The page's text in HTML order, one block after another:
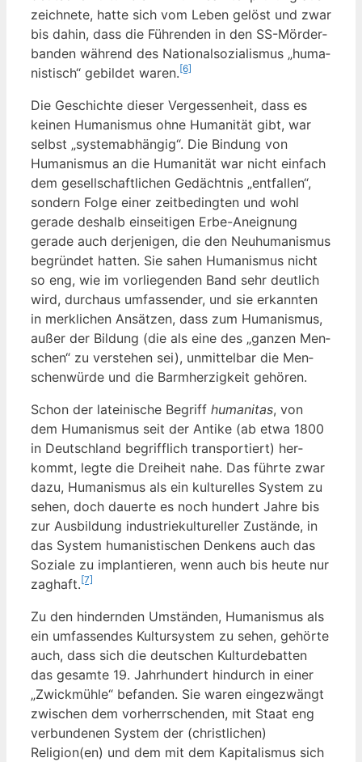
zeich­ne­te, hat­te sich vom Leben gelöst und zwar
bis dahin, dass die Füh­ren­den in den SS-Mör­der­
ban­den wäh­rend des Natio­nal­so­zia­lis­mus „huma­
nis­tisch“ gebil­det waren.[6]
Die Geschich­te die­ser Ver­ges­sen­heit, dass es
kei­nen Huma­nis­mus ohne Huma­ni­tät gibt, war
selbst „sys­tem­ab­hän­gig“. Die Bin­dung von
Huma­nis­mus an die Huma­ni­tät war nicht ein­fach
dem gesell­schaft­li­chen Gedächt­nis „ent­fal­len“,
son­dern Fol­ge einer zeit­be­ding­ten und wohl
gera­de des­halb ein­sei­ti­gen Erbe-Aneig­nung
gera­de auch der­je­ni­gen, die den Neu­hu­ma­nis­mus
begrün­det hat­ten. Sie sahen Huma­nis­mus nicht
so eng, wie im vor­lie­gen­den Band sehr deut­lich
wird, durch­aus umfas­sen­der, und sie erkann­ten
in merk­li­chen Ansät­zen, dass zum Huma­nis­mus,
außer der Bil­dung (die als eine des „gan­zen Men­
schen“ zu ver­ste­hen sei), unmit­tel­bar die Men­
schen­wür­de und die Barm­her­zig­keit gehören.
Schon der latei­ni­sche Begriff huma­ni­tas, von
dem Huma­nis­mus seit der Anti­ke (ab etwa 1800
in Deutsch­land begriff­lich trans­por­tiert) her­
kommt, leg­te die Drei­heit nahe. Das führ­te zwar
dazu, Huma­nis­mus als ein kul­tu­rel­les Sys­tem zu
sehen, doch dau­er­te es noch hun­dert Jah­re bis
zur Aus­bil­dung indus­trie­kul­tu­rel­ler Zustän­de, in
das Sys­tem huma­nis­ti­schen Den­kens auch das
Sozia­le zu implan­tie­ren, wenn auch bis heu­te nur
zag­haft.[7]
Zu den hin­dern­den Umstän­den, Huma­nis­mus als
ein umfas­sen­des Kul­tur­sys­tem zu sehen, gehör­te
auch, dass sich die deut­schen Kul­tur­de­bat­ten
das gesam­te 19. Jahr­hun­dert hin­durch in einer
„Zwick­müh­le“ befan­den. Sie waren ein­ge­zwängt
zwi­schen dem vor­herr­schen­den, mit Staat eng
ver­bun­de­nen Sys­tem der (christ­li­chen)
Religion(en) und dem mit dem Kapi­ta­lis­mus sich